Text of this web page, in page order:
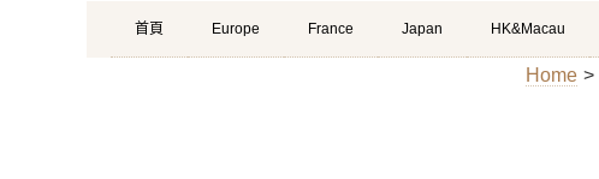
Primary
Menu
Skip
to
首頁 Europe France Japan HK&Macau
Home >